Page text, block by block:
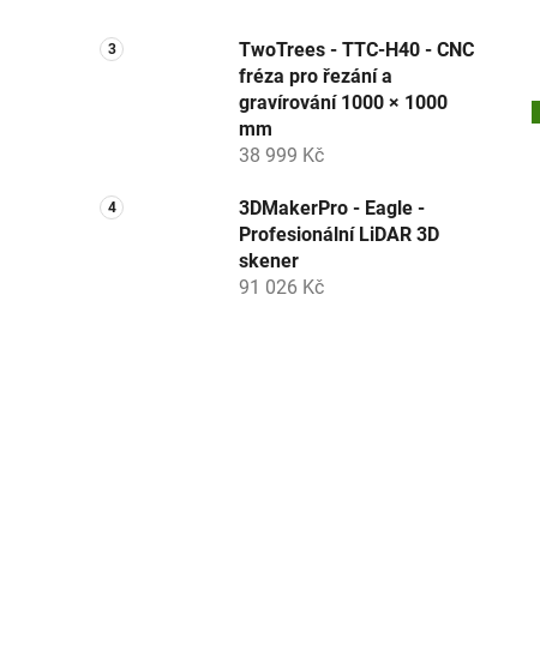
TwoTrees - TTC-H40 - CNC
fréza pro řezání a
gravírování 1000 × 1000
mm
38 999 Kč
3DMakerPro - Eagle -
Profesionální LiDAR 3D
skener
91 026 Kč